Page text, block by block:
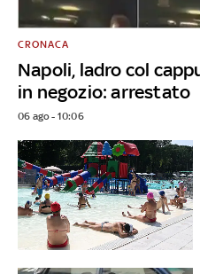
Napoli, ladro col
in negozio: arrestato
CRONACA
06 ago - 10:06